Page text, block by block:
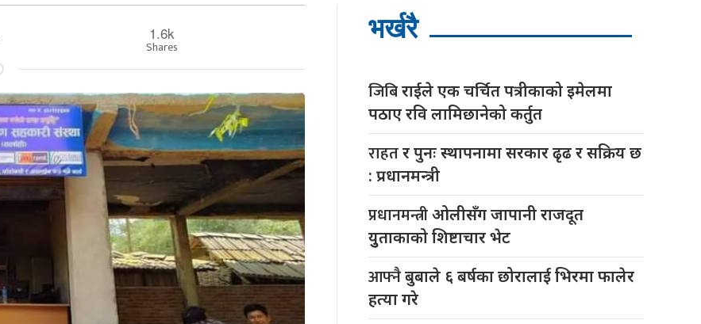
1.6k
Shares
भर्खरै
जिबिराईले एक चर्चित पत्रीकाको इमेलमा
पठाए रवि लामिछानेको कर्तुत
राहतर पुनः स्थापनामा सरकार ढृढ र सक्रिय छ
: प्रधानमन्त्री
प्रधानमन्त्रीओलीसँग जापानी राजदूत
युुताकाको शिष्टाचार भेट
आफ्नैबुबाले ६ बर्षका छोरालाई भिरमा फालेर
हत्या गरे